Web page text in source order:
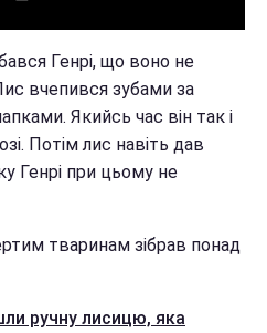
Генрі, що воно не
вчепився зубами за
Якийсь час він так і
Потім лис навіть дав
Генрі при цьому не
тваринам зібрав понад
ручну лисицю, яка